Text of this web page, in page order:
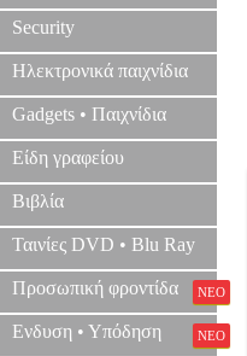
Security
Ηλεκτρονικά παιχνίδια
Gadgets • Παιχνίδια
Είδη γραφείου
Βιβλία
Ταινίες DVD • Blu Ray
Προσωπική φροντίδα ΝΕΟ
Ενδυση • Υπόδηση ΝΕΟ